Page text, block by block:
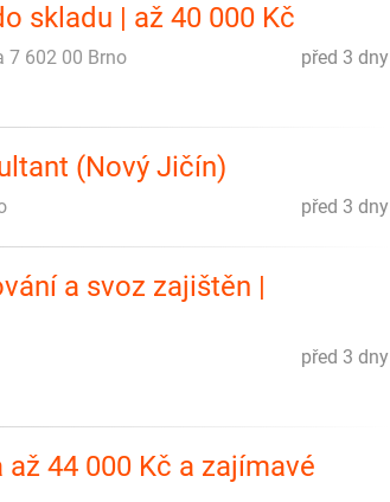
skladu | až 40 000 Kč
před 3 dny
7 602 00 Brno
(Nový Jičín)
před 3 dny
a svoz zajištěn |
před 3 dny
44 000 Kč a zajímavé